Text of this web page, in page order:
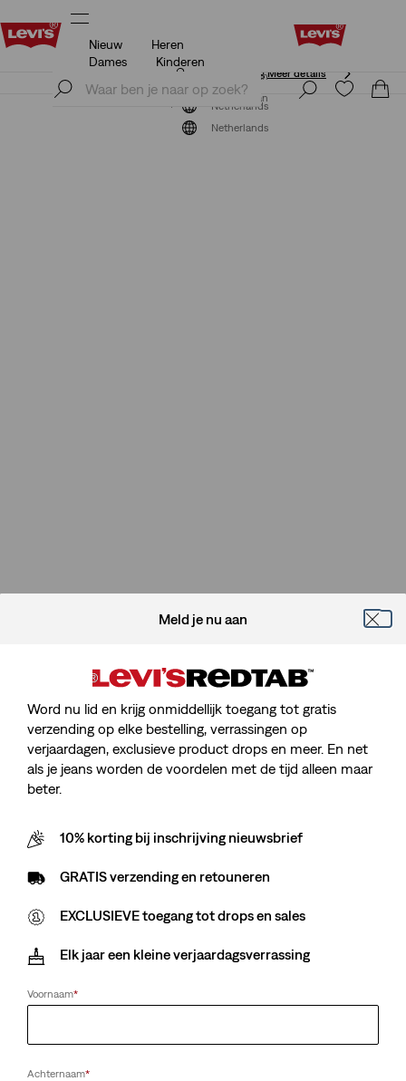
Unidays: Studenten krijgen 20% korting
Meld je nu aan
Netherlands
Nieuw
Heren
Dames
Kinderen
Unidays: Studenten krijgen 20% kortingMeer details
Meld je nu aan
Netherlands
Sorry, We Kunnen De Pagina Die
Sorry voor het ongemak. Probeer het later nog eens.
Meld je nu aan
Word nu lid en krijg onmiddellijk toegang tot gratis
verzending op elke bestelling, verrassingen op
verjaardagen, exclusieve product drops en meer. En net
als je jeans worden de voordelen met de tijd alleen maar
beter.
10% korting bij inschrijving nieuwsbrief
GRATIS verzending en retouneren
EXCLUSIEVE toegang tot drops en sales
Elk jaar een kleine verjaardagsverrassing
Voornaam*
Achternaam*